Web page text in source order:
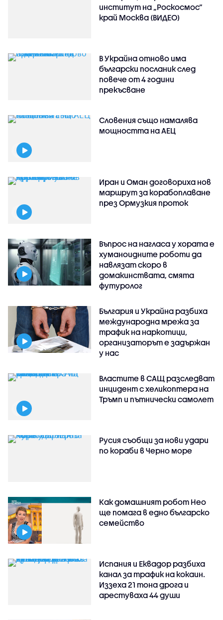
институт на „Роскосмос“
край Москва (ВИДЕО)
В Украйна отново има
български посланик след
повече от 4 години
прекъсване
Словения също намалява
мощността на АЕЦ
Иран и Оман договориха нов
маршрут за корабоплаване
през Ормузкия проток
Въпрос на нагласа у хората е
хуманоидните роботи да
навлязат скоро в
домакинствата, смята
футуролог
България и Украйна разбиха
международна мрежа за
трафик на наркотици,
организаторът е задържан
у нас
Властите в САЩ разследват
инцидент с хеликоптера на
Тръмп и пътнически самолет
Русия съобщи за нови удари
по кораби в Черно море
Как домашният робот Нео
ще помага в едно българско
семейство
Испания и Еквадор разбиха
канал за трафик на кокаин.
Иззеха 21 тона дрога и
арестуваха 44 души